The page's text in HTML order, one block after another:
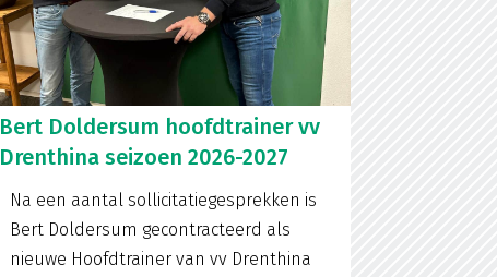
Bert Doldersum hoofdtrainer vv
Drenthina seizoen 2026-2027
Na een aantal sollicitatiegesprekken is
Bert Doldersum gecontracteerd als
nieuwe Hoofdtrainer van vv Drenthina